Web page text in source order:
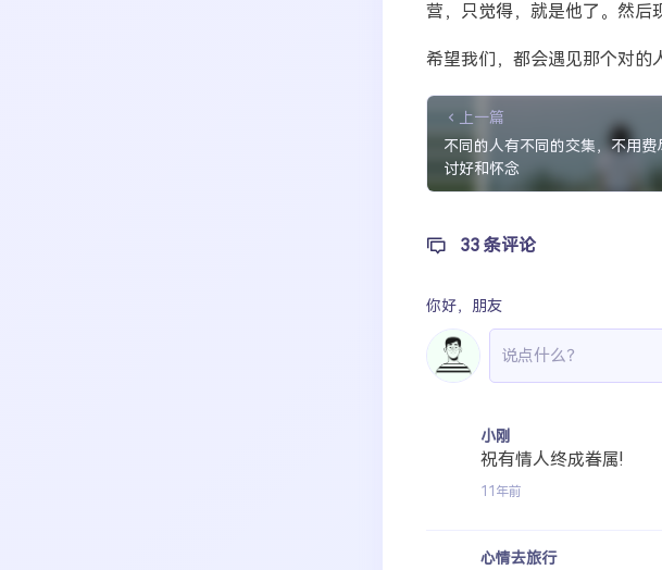
营，只觉得，就是他了。然后
希望我们，都会遇见那个对的
上一篇
不同的人有不同的交集，不用费
讨好和怀念
33 条评论
你好， 朋友
小刚
祝有情人终成眷属!
11年前
心情去旅行